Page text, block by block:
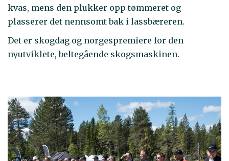
kvas, mens den plukker opp tømmeret og
plasserer det nennsomt bak i lassbæreren.
Det er skogdag og norgespremiere for den
nyutviklete, beltegående skogsmaskinen.